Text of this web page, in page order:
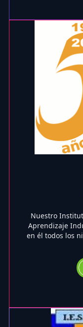
Nuestro
Aprendizaje
en él todos los